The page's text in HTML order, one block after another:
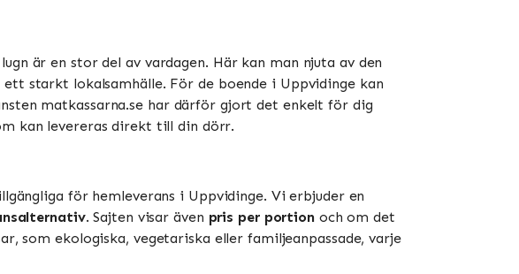
är en stor del av vardagen. Här kan man njuta av den
ett starkt lokalsamhälle. För de boende i Uppvidinge kan
matkassarna.se har därför gjort det enkelt för dig
kan levereras direkt till din dörr.
för hemleverans i Uppvidinge. Vi erbjuder en
. Sajten visar även pris per portionoch om det
som ekologiska, vegetariska eller familjeanpassade, varje